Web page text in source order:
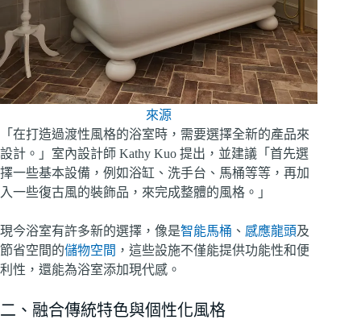
來源
「在打造過渡性風格的浴室時，需要選擇全新的產品來
設計。」室內設計師 Kathy Kuo 提出，並建議「首先選
擇一些基本設備，例如浴缸、洗手台、馬桶等等，再加
入一些復古風的裝飾品，來完成整體的風格。」
現今浴室有許多新的選擇，像是智能馬桶 、 感應龍頭及
節省空間的儲物空間 ，這些設施不僅能提供功能性和便
利性，還能為浴室添加現代感。
二、融合傳統特色與個性化風格